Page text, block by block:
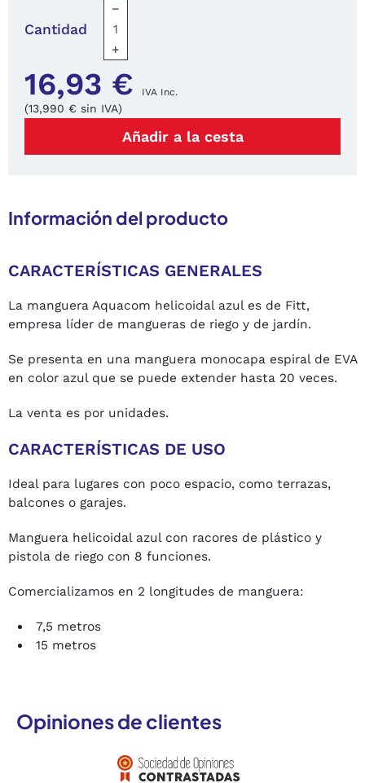
Cantidad
−
+
16,93 € IVA Inc.
(13,990 € sin IVA)
Añadir a la cesta
Información del producto
CARACTERÍSTICAS GENERALES
La manguera Aquacom helicoidal azul es de Fitt,
empresa líder de mangueras de riego y de jardín.
Se presenta en una manguera monocapa espiral de EVA
en color azul que se puede extender hasta 20 veces.
La venta es por unidades.
CARACTERÍSTICAS DE USO
Ideal para lugares con poco espacio, como terrazas,
balcones o garajes.
Manguera helicoidal azul con racores de plástico y
pistola de riego con 8 funciones.
Comercializamos en 2 longitudes de manguera:
7,5 metros
15 metros
Opiniones de clientes